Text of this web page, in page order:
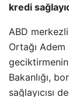
kredi
ABD
Ortağı Adem
Bakanlığı,
sağlayıcısı